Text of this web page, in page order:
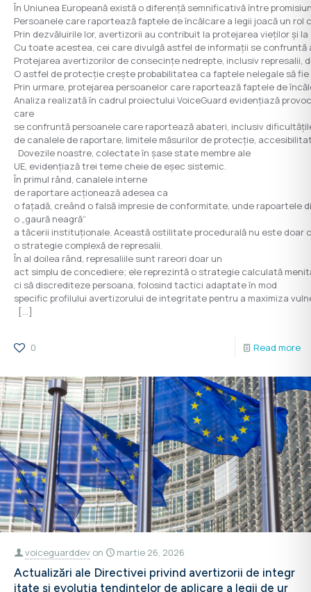
În Uniunea Europeană există o diferență semnificativă între
Persoanele care raportează faptele de încălcare a legii joacă un
Prin dezvăluirile lor, avertizorii au contribuit la protejarea vieților și
Cu toate acestea, cei care divulgă astfel de informații se
Protejarea avertizorilor de consecințe nedrepte, inclusiv
O astfel de protecție crește probabilitatea ca faptele nelegale să
Prin urmare, protejarea persoanelor care raportează faptele de
Analiza realizată în cadrul proiectului VoiceGuard evidențiază
care
se confruntă persoanele care raportează abateri, inclusiv
de canalele de raportare, limitele măsurilor de protecție,
Dovezile noastre, colectate în șase state membre ale
UE, evidențiază trei teme cheie de eșec sistemic.
În primul rând, canalele interne
de raportare acționează adesea ca
o fațadă, creând o falsă impresie de conformitate, unde rapoartele
o „gaură neagră“
a tăcerii instituționale. Această ostilitate procedurală nu este doar
o strategie complexă de represalii.
În al doilea rând, represaliile sunt rareori doar un
act simplu de concediere; ele reprezintă o strategie calculată
ci să discrediteze persoana, folosind tactici adaptate în mod
specific profilului avertizorului de integritate pentru a maximiza
[…]
0 Read more
voiceguarddev on martie 26, 2026
Actualizări ale Directivei privind avertizorii de integr
itate și evoluția tendințelor de aplicare a legii de ur